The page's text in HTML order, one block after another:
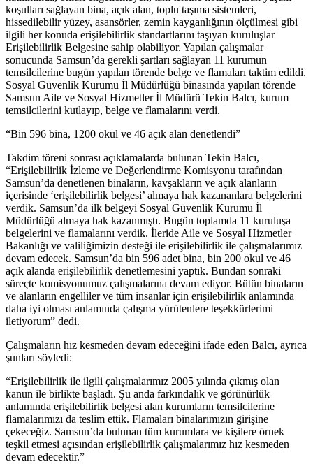
koşulları sağlayan bina, açık alan, toplu taşıma sistemleri,
hissedilebilir yüzey, asansörler, zemin kayganlığının ölçülmesi gibi
ilgili her konuda erişilebilirlik standartlarını taşıyan kuruluşlar
Erişilebilirlik Belgesine sahip olabiliyor. Yapılan çalışmalar
sonucunda Samsun’da gerekli şartları sağlayan 11 kurumun
temsilcilerine bugün yapılan törende belge ve flamaları taktim edildi.
Sosyal Güvenlik Kurumu İl Müdürlüğü binasında yapılan törende
Samsun Aile ve Sosyal Hizmetler İl Müdürü Tekin Balcı, kurum
temsilcilerini kutlayıp, belge ve flamalarını verdi.
“Bin 596 bina, 1200 okul ve 46 açık alan denetlendi”
Takdim töreni sonrası açıklamalarda bulunan Tekin Balcı,
“Erişilebilirlik İzleme ve Değerlendirme Komisyonu tarafından
Samsun’da denetlenen binaların, kavşakların ve açık alanların
içerisinde ‘erişilebilirlik belgesi’ almaya hak kazananlara belgelerini
verdik. Samsun’da ilk belgeyi Sosyal Güvenlik Kurumu İl
Müdürlüğü almaya hak kazanmıştı. Bugün toplamda 11 kuruluşa
belgelerini ve flamalarını verdik. İleride Aile ve Sosyal Hizmetler
Bakanlığı ve valiliğimizin desteği ile erişilebilirlik ile çalışmalarımız
devam edecek. Samsun’da bin 596 adet bina, bin 200 okul ve 46
açık alanda erişilebilirlik denetlemesini yaptık. Bundan sonraki
süreçte komisyonumuz çalışmalarına devam ediyor. Bütün binaların
ve alanların engelliler ve tüm insanlar için erişilebilirlik anlamında
daha iyi olması anlamında çalışma yürütenlere teşekkürlerimi
iletiyorum” dedi.
Çalışmaların hız kesmeden devam edeceğini ifade eden Balcı, ayrıca
şunları söyledi:
“Erişilebilirlik ile ilgili çalışmalarımız 2005 yılında çıkmış olan
kanun ile birlikte başladı. Şu anda farkındalık ve görünürlük
anlamında erişilebilirlik belgesi alan kurumların temsilcilerine
flamalarımızı da teslim ettik. Flamaları binalarımızın girişine
çekeceğiz. Samsun’da bulunan tüm kurumlara ve kişilere örnek
teşkil etmesi açısından erişilebilirlik çalışmalarımız hız kesmeden
devam edecektir.”